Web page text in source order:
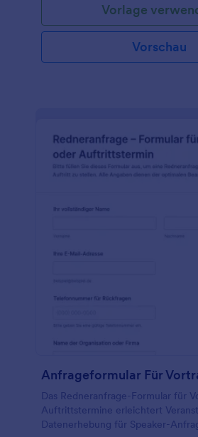
Vorlage
Vorschau
Das Redneranfrage-Formular für
Auftrittstermine erleichtert
Datenerhebung für Speaker-